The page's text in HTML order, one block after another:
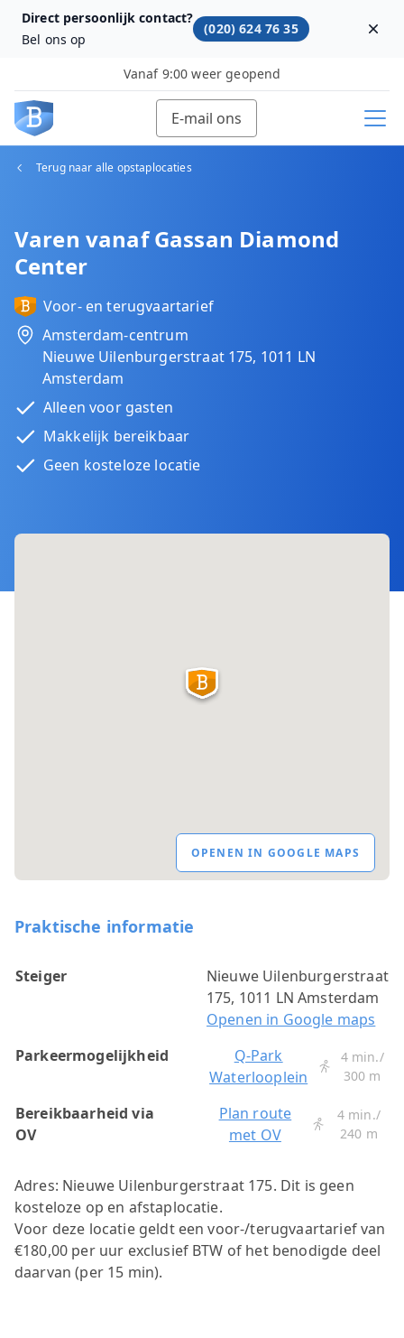
Direct persoonlijk contact?
Bel ons op
(020) 624 76 35
Vanaf 9:00 weer geopend
E-mail ons
Terug naar alle opstaplocaties
Varen vanaf Gassan Diamond
Center
Voor- en terugvaartarief
Amsterdam-centrum
Nieuwe Uilenburgerstraat 175, 1011 LN
Amsterdam
Alleen voor gasten
Makkelijk bereikbaar
Geen kosteloze locatie
OPENEN IN GOOGLE MAPS
Praktische informatie
Steiger
Nieuwe Uilenburgerstraat
175, 1011 LN Amsterdam
Openen in Google maps
Parkeermogelijkheid
Q-Park
Waterlooplein
4 min./
300 m
Bereikbaarheid via
OV
Plan route
met OV
4 min./
240 m
Adres: Nieuwe Uilenburgerstraat 175. Dit is geen
kosteloze op en afstaplocatie.
Voor deze locatie geldt een voor-/terugvaartarief van
€180,00 per uur exclusief BTW of het benodigde deel
daarvan (per 15 min).